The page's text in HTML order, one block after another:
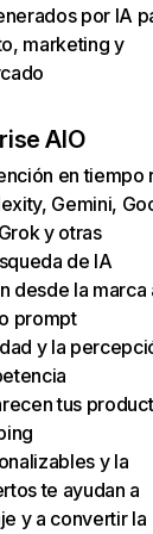
por IA
marketing y
AIO
en tiempo
Gemini,
y otras
de IA
desde la marca
prompt
y la
tus
y la
te ayudan a
y a convertir la